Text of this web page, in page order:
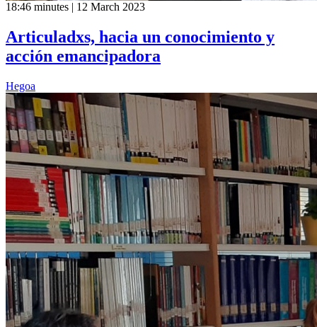
18:46 minutes | 12 March 2023
Articuladxs, hacia un conocimiento y
acción emancipadora
Hegoa